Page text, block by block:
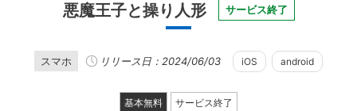
悪魔王子と操り人形 サービス終了
スマホ リリース日：2024/06/03 iOS android
基本無料 サービス終了